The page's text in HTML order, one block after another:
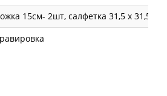
15см- 2шт, салфетка 31,5 х 31,5